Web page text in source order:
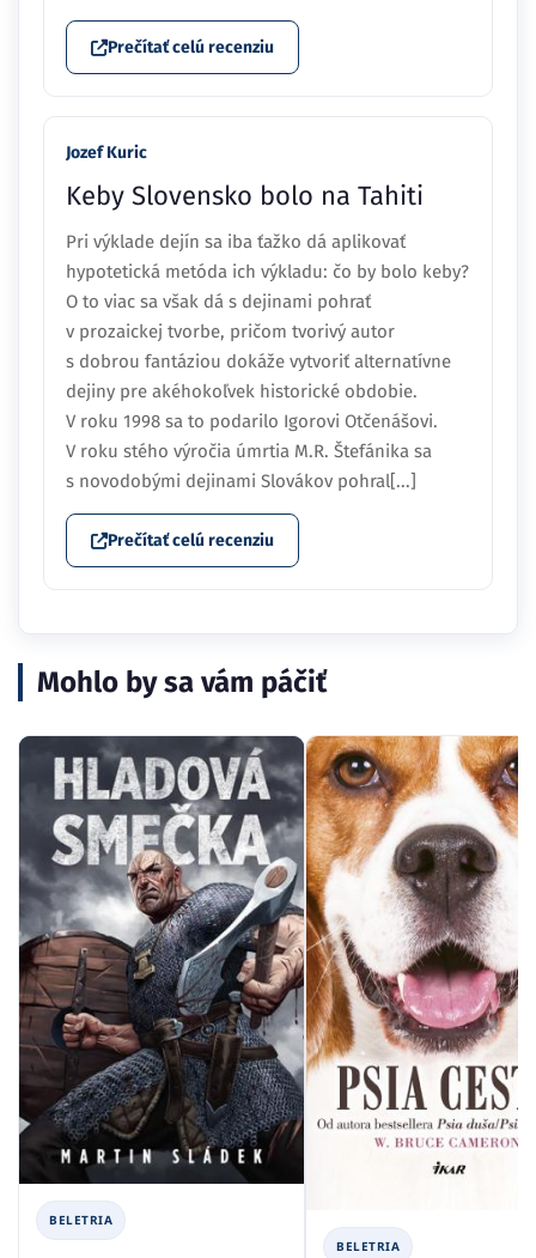
Prečítať celú recenziu
Jozef Kuric
Keby Slovensko bolo na Tahiti
Pri výklade dejín sa iba ťažko dá aplikovať
hypotetická metóda ich výkladu: čo by bolo keby?
O to viac sa však dá s dejinami pohrať
v prozaickej tvorbe, pričom tvorivý autor
s dobrou fantáziou dokáže vytvoriť alternatívne
dejiny pre akéhokoľvek historické obdobie.
V roku 1998 sa to podarilo Igorovi Otčenášovi.
V roku stého výročia úmrtia M.R. Štefánika sa
s novodobými dejinami Slovákov pohral[...]
Prečítať celú recenziu
Mohlo by sa vám páčiť
BELETRIA
BELETRIA